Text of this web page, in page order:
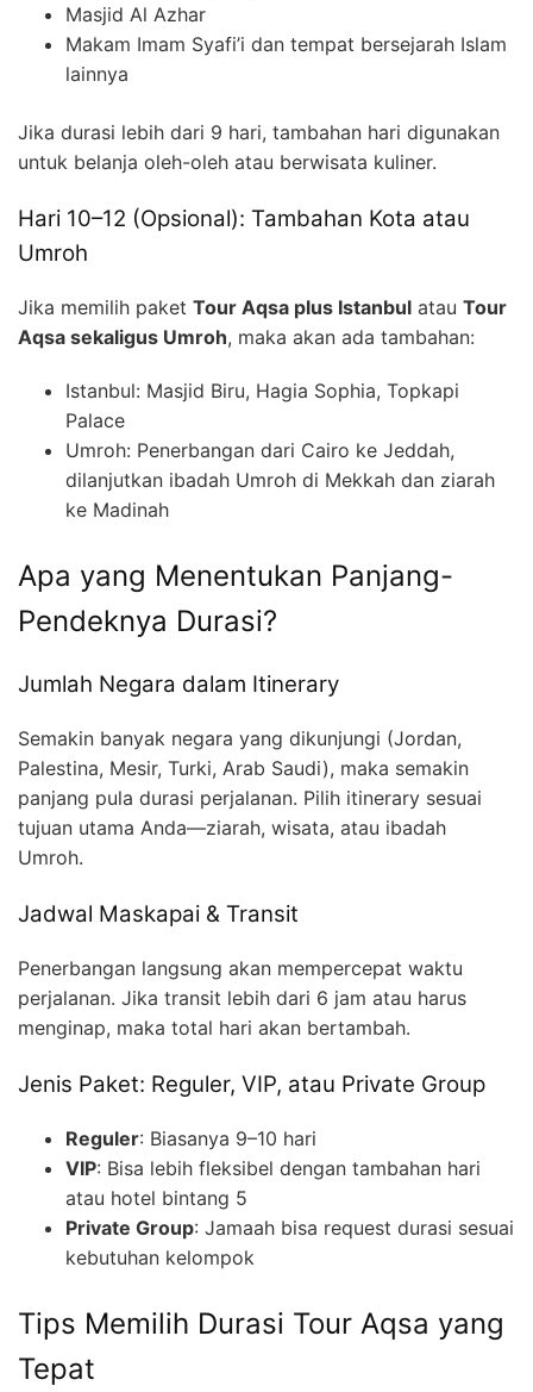
Masjid Al Azhar
Makam Imam Syafi’i dan tempat bersejarah Islam
lainnya
Jika durasi lebih dari 9 hari, tambahan hari digunakan
untuk belanja oleh-oleh atau berwisata kuliner.
Hari 10–12 (Opsional): Tambahan Kota atau
Umroh
Jika memilih paket Tour Aqsa plus Istanbul atau Tour
Aqsa sekaligus Umroh, maka akan ada tambahan:
Istanbul: Masjid Biru, Hagia Sophia, Topkapi
Palace
Umroh: Penerbangan dari Cairo ke Jeddah,
dilanjutkan ibadah Umroh di Mekkah dan ziarah
ke Madinah
Apa yang Menentukan Panjang-
Pendeknya Durasi?
Jumlah Negara dalam Itinerary
Semakin banyak negara yang dikunjungi (Jordan,
Palestina, Mesir, Turki, Arab Saudi), maka semakin
panjang pula durasi perjalanan. Pilih itinerary sesuai
tujuan utama Anda—ziarah, wisata, atau ibadah
Umroh.
Jadwal Maskapai & Transit
Penerbangan langsung akan mempercepat waktu
perjalanan. Jika transit lebih dari 6 jam atau harus
menginap, maka total hari akan bertambah.
Jenis Paket: Reguler, VIP, atau Private Group
Reguler: Biasanya 9–10 hari
VIP: Bisa lebih fleksibel dengan tambahan hari
atau hotel bintang 5
Private Group: Jamaah bisa request durasi sesuai
kebutuhan kelompok
Tips Memilih Durasi Tour Aqsa yang
Tepat